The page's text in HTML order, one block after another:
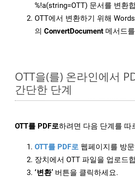
%!a(string=OTT) 문서를 변환
OTT에서 변환하기 위해
의 ConvertDocument 메서드
OTT을(를) 온라인에서
간단한 단계
OTT를 PDF로하려면 다음 단계를 따
OTT를 PDF로 웹페이지를 방
장치에서 OTT 파일을 업로드
‘변환’ 버튼을 클릭하세요.